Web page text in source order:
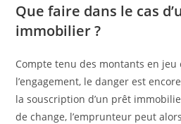
Que faire dans le cas
immobilier ?
Compte tenu des montants en jeu
l’engagement, le danger est
la souscription d’un prêt
de change, l’emprunteur peut